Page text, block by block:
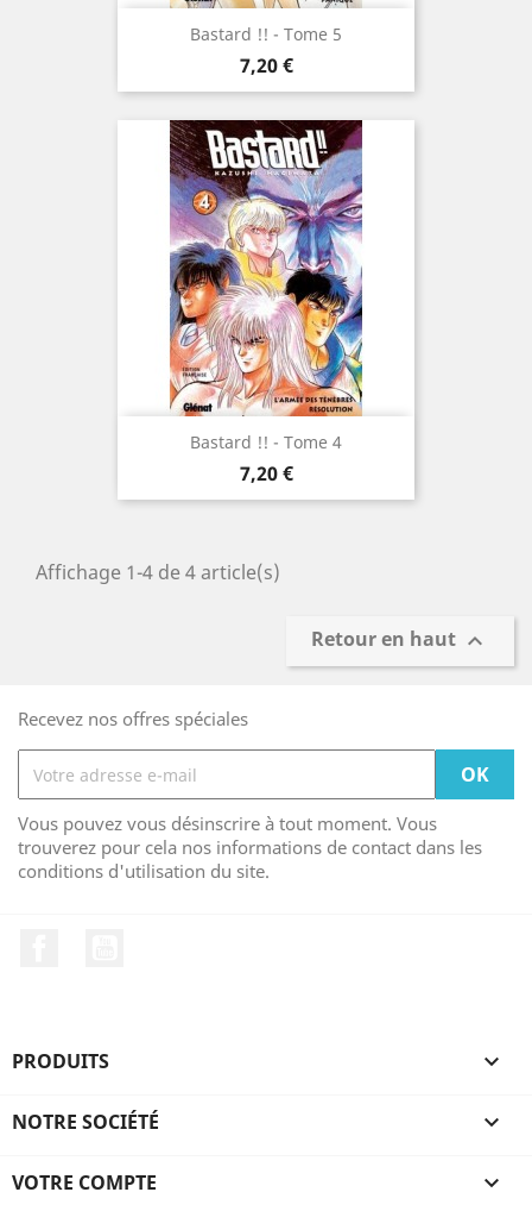
Bastard !! - Tome 5
Prix
7,20 €
Bastard !! - Tome 4
Prix
7,20 €
Affichage 1-4 de 4 article(s)
Retour en haut 
Recevez nos offres spéciales
Vous pouvez vous désinscrire à tout moment. Vous
trouverez pour cela nos informations de contact dans les
conditions d'utilisation du site.
PRODUITS 
NOTRE SOCIÉTÉ 
VOTRE COMPTE 